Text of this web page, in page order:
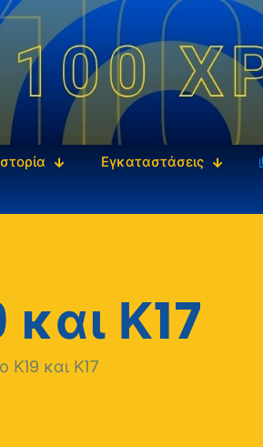
Εγκαταστάσεις
Κ17
Κ19 και Κ17